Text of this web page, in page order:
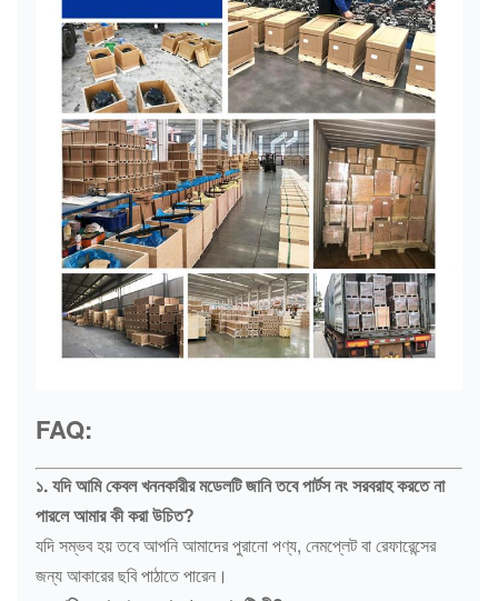
FAQ:
১. যদি আমি কেবল খননকারীর মডেলটি জানি তবে পার্টস নং সরবরাহ করতে না
পারলে আমার কী করা উচিত?
যদি সম্ভব হয় তবে আপনি আমাদের পুরানো পণ্য, নেমপ্লেট বা রেফারেন্সের
জন্য আকারের ছবি পাঠাতে পারেন।